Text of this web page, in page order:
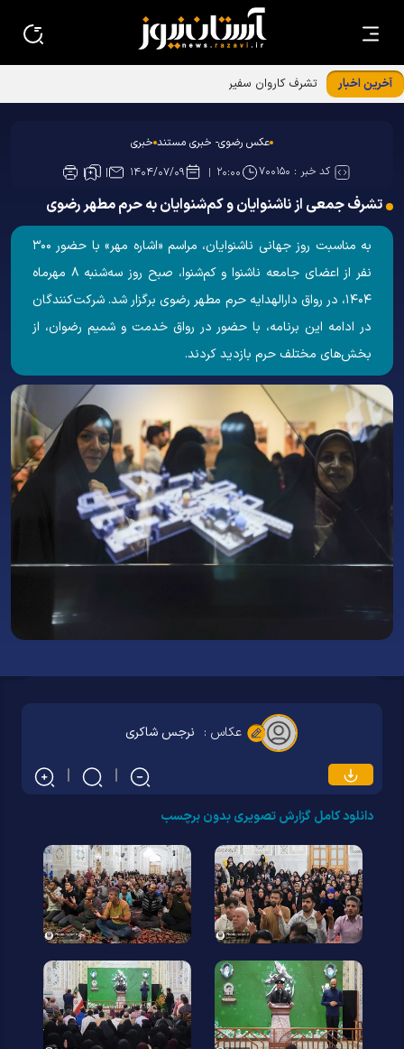
آخرین اخبار
تشرف کاروان سفیران امام رئوف علیه‌السلام به حرم امامین
عسکریین علیهماالسلام
عکس رضوی- خبری مستند خبری
کد خبر : ۷۰۰۱۵۰ ۲۰:۰۰ ۱۴۰۴/۰۷/۰۹
تشرف جمعی از ناشنوایان و کم‌شنوایان به حرم مطهر رضوی
به مناسبت روز جهانی ناشنوایان، مراسم «اشاره مهر» با حضور ۳۰۰
نفر از اعضای جامعه ناشنوا و کم‌شنوا، صبح روز سه‌شنبه ۸ مهرماه
۱۴۰۴، در رواق دارالهدایه حرم مطهر رضوی برگزار شد. شرکت‌کنندگان
در ادامه این برنامه، با حضور در رواق خدمت و شمیم رضوان، از
بخش‌های مختلف حرم بازدید کردند.
عکاس : نرجس شاکری
دانلود کامل گزارش تصویری بدون برچسب